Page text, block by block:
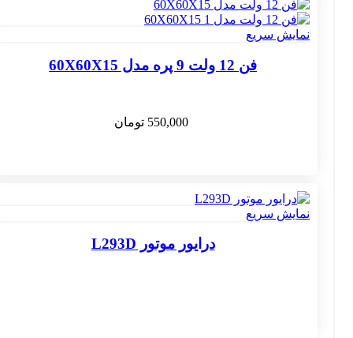
نمایش سریع
فن 12 ولت 9 پره مدل 60X60X15
550,000 تومان
نمایش سریع
درایور موتور L293D